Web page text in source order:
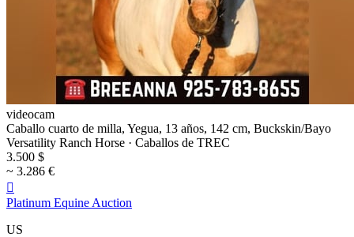
videocam
Caballo cuarto de milla, Yegua, 13 años, 142 cm, Buckskin/Bayo
Versatility Ranch Horse · Caballos de TREC
3.500 $
~ 3.286 €

Platinum Equine Auction
US